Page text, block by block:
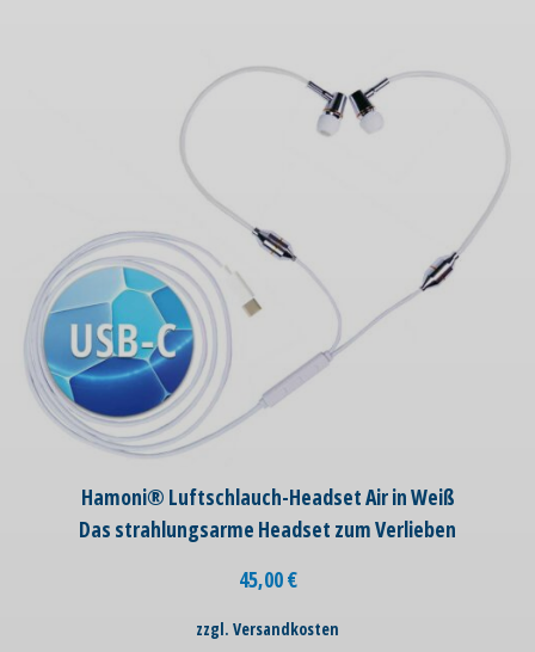
Hamoni® Luftschlauch-Headset Air in Weiß
Das strahlungsarme Headset zum Verlieben
45,00€
zzgl. Versandkosten